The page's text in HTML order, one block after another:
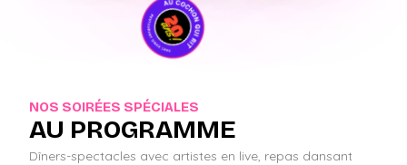
NOS SOIRÉES SPÉCIALES
AU PROGRAMME
Dîners-spectacles avec artistes en live, repas dansant